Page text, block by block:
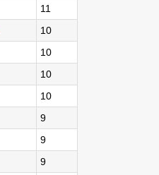
11
10
10
10
10
9
9
9